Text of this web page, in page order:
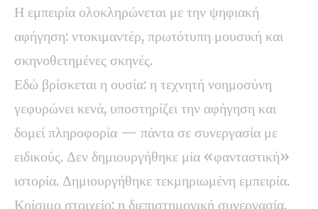
Η εμπειρία ολοκληρώνεται με την ψηφιακή
αφήγηση: ντοκιμαντέρ, πρωτότυπη μουσική και
σκηνοθετημένες σκηνές.
Εδώ βρίσκεται η ουσία: η τεχνητή νοημοσύνη
γεφυρώνει κενά, υποστηρίζει την αφήγηση και
δομεί πληροφορία — πάντα σε συνεργασία με
ειδικούς. Δεν δημιουργήθηκε μία «φανταστική»
ιστορία. Δημιουργήθηκε τεκμηριωμένη εμπειρία.
Κρίσιμο στοιχείο: η διεπιστημονική συνεργασία.